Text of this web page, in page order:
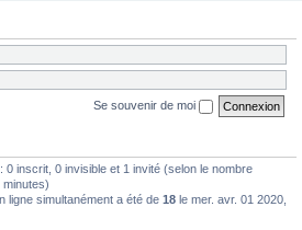
Se souvenir de moi
0 inscrit, 0 invisible et 1 invité (selon le nombre
minutes)
ligne simultanément a été de 18 le mer. avr. 01 2020,